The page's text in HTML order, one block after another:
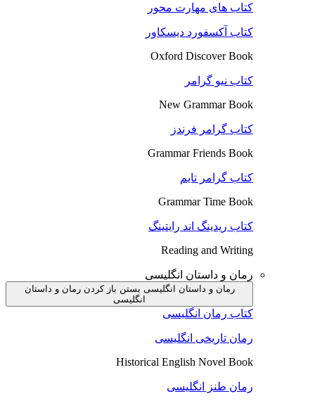
کتاب های مهارت محور
کتاب آکسفورد دیسکاور
Oxford Discover Book
کتاب نیو گرامر
New Grammar Book
کتاب گرامر فرندز
Grammar Friends Book
کتاب گرامر تایم
Grammar Time Book
کتاب ریدینگ اند رایتینگ
Reading and Writing
رمان و داستان انگلیسی
رمان و داستان انگلیسی بستن باز کردن رمان و داستان
انگلیسی
کتاب رمان انگلیسی
رمان تاریخی انگلیسی
Historical English Novel Book
رمان طنز انگلیسی